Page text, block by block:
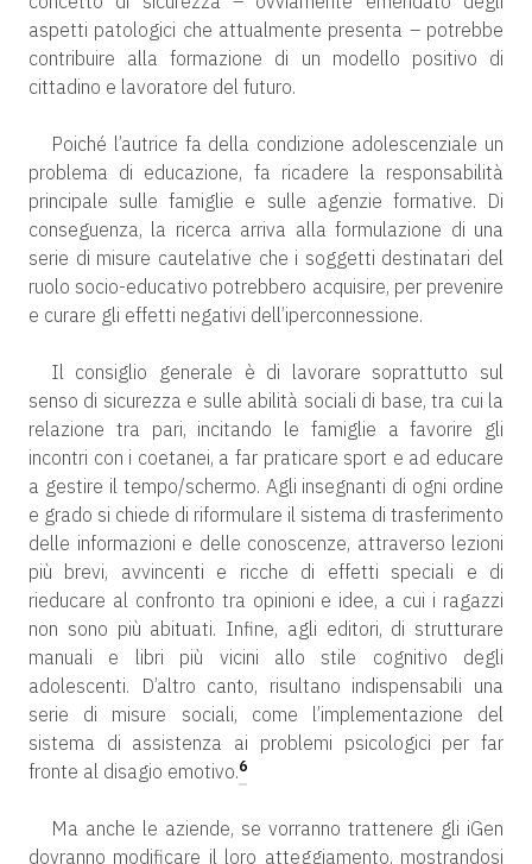
aspetti patologici che attualmente presenta – potrebbe
contribuire alla formazione di un modello positivo di
cittadino e lavoratore del futuro.
Poiché l’autrice fa della condizione adolescenziale un
problema di educazione, fa ricadere la responsabilità
principale sulle famiglie e sulle agenzie formative. Di
conseguenza, la ricerca arriva alla formulazione di una
serie di misure cautelative che i soggetti destinatari del
ruolo socio-educativo potrebbero acquisire, per prevenire
e curare gli effetti negativi dell’iperconnessione.
Il consiglio generale è di lavorare soprattutto sul
senso di sicurezza e sulle abilità sociali di base, tra cui la
relazione tra pari, incitando le famiglie a favorire gli
incontri con i coetanei, a far praticare sport e ad educare
a gestire il tempo/schermo. Agli insegnanti di ogni ordine
e grado si chiede di riformulare il sistema di trasferimento
delle informazioni e delle conoscenze, attraverso lezioni
più brevi, avvincenti e ricche di effetti speciali e di
rieducare al confronto tra opinioni e idee, a cui i ragazzi
non sono più abituati. Infine, agli editori, di strutturare
manuali e libri più vicini allo stile cognitivo degli
adolescenti. D’altro canto, risultano indispensabili una
serie di misure sociali, come l’implementazione del
sistema di assistenza ai problemi psicologici per far
fronte al disagio emotivo.6
Ma anche le aziende, se vorranno trattenere gli iGen
dovranno modificare il loro atteggiamento, mostrandosi